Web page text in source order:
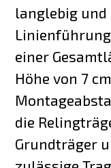
langlebig
einer
Höhe von 7
die
Grundträger